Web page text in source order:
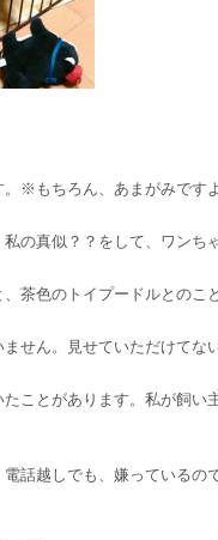
※もちろん、あまがみですよ
の真似？？をして、ワンち
茶色のトイプードルとのこ
せん。見せていただけてな
ことがあります。私が飼
電話越しでも、嫌っている